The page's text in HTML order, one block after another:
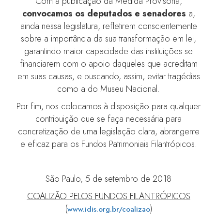
convocamos os deputados e senadores a,
ainda nessa legislatura, refletirem conscientemente
sobre a importância da sua transformação em lei,
garantindo maior capacidade das instituições se
financiarem com o apoio daqueles que acreditam
em suas causas, e buscando, assim, evitar tragédias
como a do Museu Nacional.
Por fim, nos colocamos à disposição para qualquer
contribuição que se faça necessária para
concretização de uma legislação clara, abrangente
e eficaz para os Fundos Patrimoniais Filantrópicos.
São Paulo, 5 de setembro de 2018
COALIZÃO PELOS FUNDOS FILANTRÓPICOS
(www.idis.org.br/coalizao)